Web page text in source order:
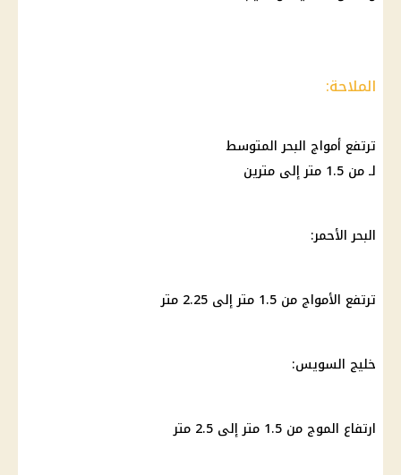
الملاحة:
ترتفع أمواج البحر المتوسط
لـ من 1.5 متر إلى مترين
البحر الأحمر:
ترتفع الأمواج من 1.5 متر إلى 2.25 متر
خليج السويس:
ارتفاع الموج من 1.5 متر إلى 2.5 متر